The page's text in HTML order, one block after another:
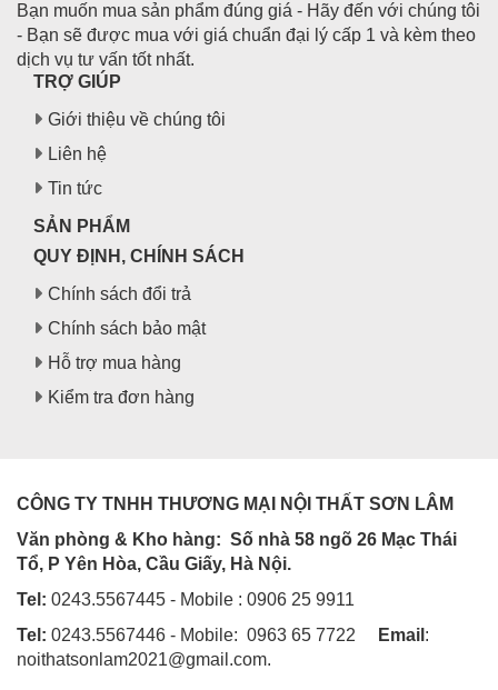
Bạn muốn mua sản phẩm đúng giá - Hãy đến với chúng tôi
- Bạn sẽ được mua với giá chuẩn đại lý cấp 1 và kèm theo
dịch vụ tư vấn tốt nhất.
TRỢ GIÚP
Giới thiệu về chúng tôi
Liên hệ
Tin tức
SẢN PHẨM
QUY ĐỊNH, CHÍNH SÁCH
Chính sách đổi trả
Chính sách bảo mật
Hỗ trợ mua hàng
Kiểm tra đơn hàng
CÔNG TY TNHH THƯƠNG MẠI NỘI THẤT SƠN LÂM
Văn phòng & Kho hàng: Số nhà 58 ngõ 26 Mạc Thái
Tổ, P Yên Hòa, Cầu Giấy, Hà Nội.
Tel: 0243.5567445 - Mobile : 0906 25 9911
Tel: 0243.5567446 - Mobile: 0963 65 7722 Email :
noithatsonlam2021@gmail.com.